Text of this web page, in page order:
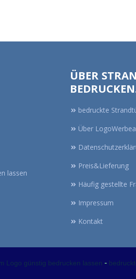
lassen
ÜBER
bedruckte
Über
Preis&Lieferung
Häufig gestellte
Impressum
Kontakt
Logo günstig bedrucken lassen -